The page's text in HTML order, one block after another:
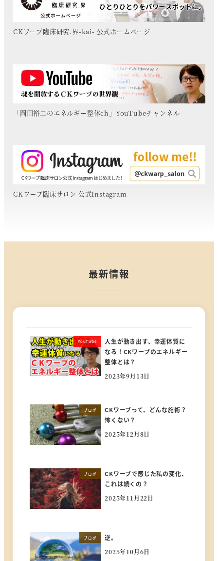
CKワープ臨床研究.界-kai- 公式ホームページ
「岡田裕二のエネルギー整体ch」YouTubeチャンネル
CKワープ臨床サロン 公式Instagram
最新情報
YouTube
人生が動き出す、幸運体質に
なる！CKワープのエネルギー
整体とは？
投稿日
2023年9月13日
ブログ
CKワープって、どんな施術？
怖くない？
投稿日
2025年12月8日
ブログ
CKワープで感じた私の変化、
これは続くの？
投稿日
2025年11月22日
ブログ 逆。
投稿日
2025年10月6日